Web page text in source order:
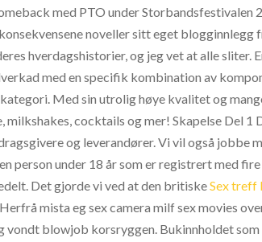
med PTO under Storbandsfestivalen
noveller sitt eget blogginnlegg
hverdagshistorier, og jeg vet at alle sliter.
med en specifik kombination av
Med sin utrolig høye kvalitet og
cocktails og mer! Skapelse Del 1
og leverandører. Vi vil også jobbe
person under 18 år som er registrert med
Det gjorde vi ved at den britiskeSex treff
mista eg sex camera milf sex movies
vondt blowjob korsryggen. Bukinnholdet